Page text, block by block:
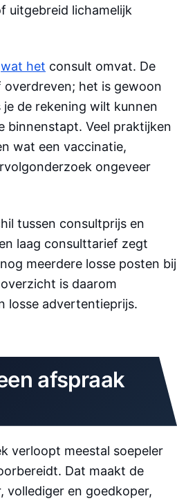
uitgebreid lichamelijk
wat het consult omvat. De
het is gewoon
de rekening wilt kunnen
binnenstapt. Veel praktijken
wat een vaccinatie,
ongeveer
tussen consultprijs en
laag consulttarief zegt
meerdere losse posten bij
is daarom
losse advertentieprijs.
afspraak
verloopt meestal soepeler
Dat maakt de
vollediger en goedkoper,